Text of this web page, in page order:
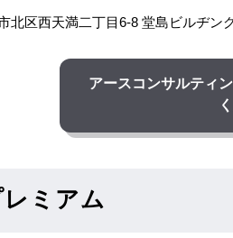
北区西天満二丁目6-8 堂島ビルヂン
アースコンサルティ
ミアム